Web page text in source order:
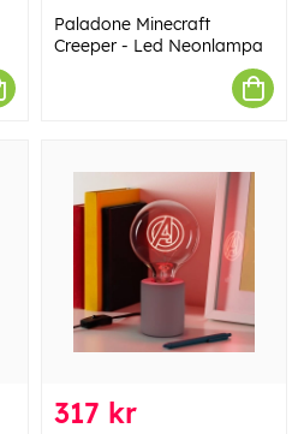
Paladone Minecraft
Creeper - Led Neonlampa
317 kr